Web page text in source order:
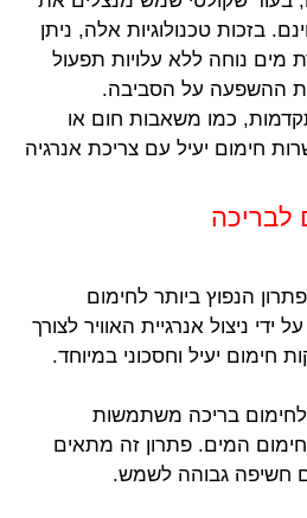
בזכות טכנולוגיות אלה, ניתן
מים נוחה ללא עלויות תפעול
ההשפעה על הסביבה.
כמו משאבות חום או
חימום יעיל עם צריכת אנרגיה
לבריכה
הנפוץ ביותר לחימום
ידי ניצול אנרגיית האוויר לצורך
חימום יעיל וחסכוני במיוחד.
לחימום בריכה משתמשות
המים. פתרון זה מתאים
חשיפה גבוהה לשמש.